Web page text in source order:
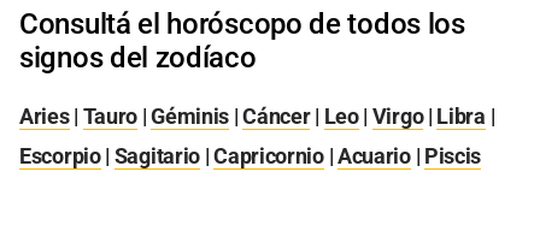
Consultá el horóscopo de todos los
signos del zodíaco
Aries| Tauro |Géminis |Cáncer| Leo| Virgo| Libra |
Escorpio| Sagitario |Capricornio|Acuario| Piscis